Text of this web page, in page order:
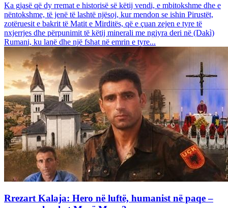
Ka gjasë që dy rremat e historisë së këtij vendi, e mbitokshme dhe e
nëntokshme, të jenë të lashtë njësoj, kur mendon se ishin Pirustët,
zotëruesit e bakrit të Matit e Mirditës, që e çuan zejen e tyre të
nxjerrjes dhe përpunimit të këtij minerali me ngjyra deri në (Dakì)
Rumani, ku lanë dhe një fshat në emrin e tyre...
Rrezart Kalaja: Hero në luftë, humanist në paqe –